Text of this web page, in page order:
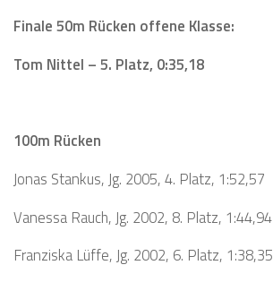
Finale 50m Rücken offene Klasse:
Tom Nittel – 5. Platz, 0:35,18
100m Rücken
Jonas Stankus, Jg. 2005, 4. Platz, 1:52,57
Vanessa Rauch, Jg. 2002, 8. Platz, 1:44,94
Franziska Lüffe, Jg. 2002, 6. Platz, 1:38,35